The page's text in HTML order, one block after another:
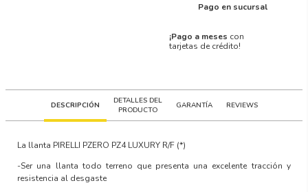
Pago en sucursal
¡Pago a meses con
tarjetas de crédito!
DESCRIPCIÓN
DETALLES DEL
PRODUCTO
GARANTÍA REVIEWS
La llanta PIRELLI PZERO PZ4 LUXURY R/F (*)
-Ser una llanta todo terreno que presenta una excelente tracción y
resistencia al desgaste